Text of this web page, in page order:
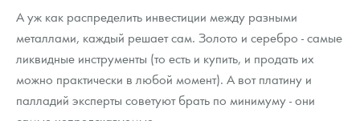
А уж как распределить инвестиции между разными
металлами, каждый решает сам. Золото и серебро - самые
ликвидные инструменты (то есть и купить, и продать их
можно практически в любой момент). А вот платину и
палладий эксперты советуют брать по минимуму - они